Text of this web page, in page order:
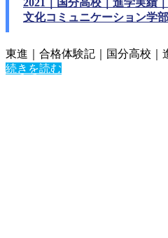
文化コミュニケーション学
東進｜合格体験記｜国分高校｜
続きを読む